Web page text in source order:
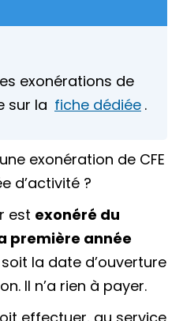
exonérations de
sur la fiche dédiée .
exonération de CFE
d’activité ?
est exonéré du
première année
la date d’ouverture
Il n’a rien à payer.